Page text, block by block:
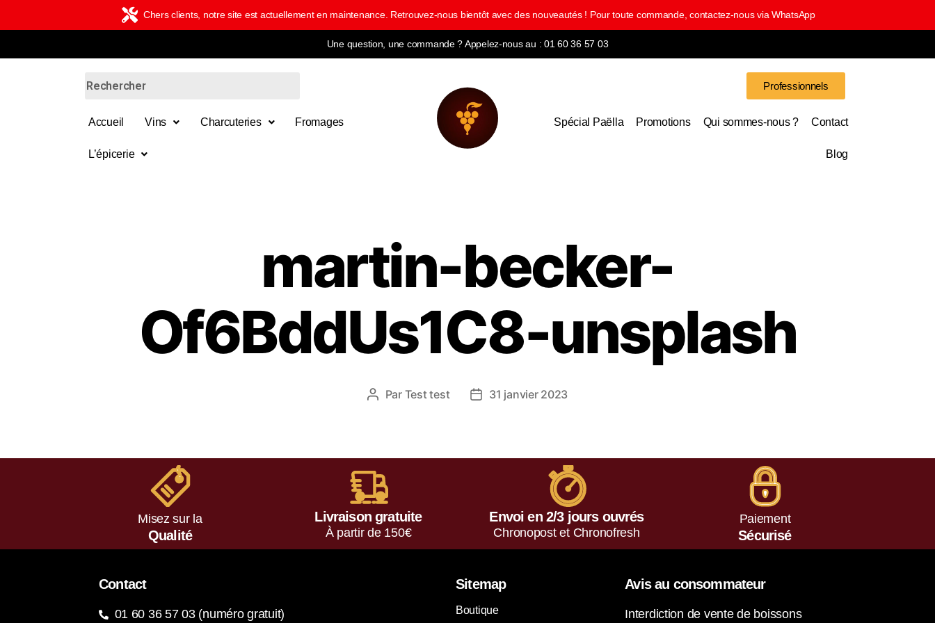
Chers clients, notre site est actuellement en maintenance. Retrouvez-nous bientôt avec des nouveautés ! Pour toute commande, contactez-nous via WhatsApp
Une question, une commande ? Appelez-nous au : 01 60 36 57 03
Accueil Vins Charcuteries Fromages
L’épicerie
Professionnels
Spécial Paëlla Promotions Qui sommes-nous ? Contact
Blog
martin-becker-
Of6BddUs1C8-unsplash
Par Test test 31 janvier 2023
Misez sur la
Qualité
Livraison gratuite
À partir de 150€
Envoi en 2/3 jours ouvrés
Chronopost et Chronofresh
Paiement
Sécurisé
Contact
01 60 36 57 03 (numéro gratuit)
Sitemap
Boutique
Avis au consommateur
Interdiction de vente de boissons